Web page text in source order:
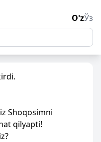
O'zЎз
Shoqosimni
qilyapti!